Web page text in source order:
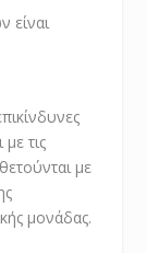
τις
με
μονάδας.